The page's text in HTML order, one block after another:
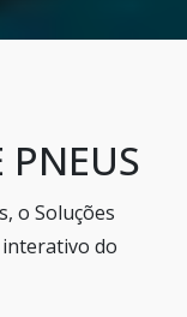
PNEUS
o Soluções
do